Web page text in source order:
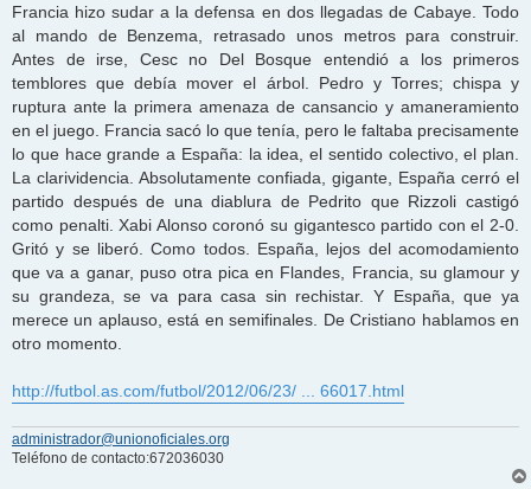
Francia hizo sudar a la defensa en dos llegadas de Cabaye. Todo
al mando de Benzema, retrasado unos metros para construir.
Antes de irse, Cesc no Del Bosque entendió a los primeros
temblores que debía mover el árbol. Pedro y Torres; chispa y
ruptura ante la primera amenaza de cansancio y amaneramiento
en el juego. Francia sacó lo que tenía, pero le faltaba precisamente
lo que hace grande a España: la idea, el sentido colectivo, el plan.
La clarividencia. Absolutamente confiada, gigante, España cerró el
partido después de una diablura de Pedrito que Rizzoli castigó
como penalti. Xabi Alonso coronó su gigantesco partido con el 2-0.
Gritó y se liberó. Como todos. España, lejos del acomodamiento
que va a ganar, puso otra pica en Flandes, Francia, su glamour y
su grandeza, se va para casa sin rechistar. Y España, que ya
merece un aplauso, está en semifinales. De Cristiano hablamos en
otro momento.
http://futbol.as.com/futbol/2012/06/23/ ... 66017.html
administrador@unionoficiales.org
Teléfono de contacto:672036030